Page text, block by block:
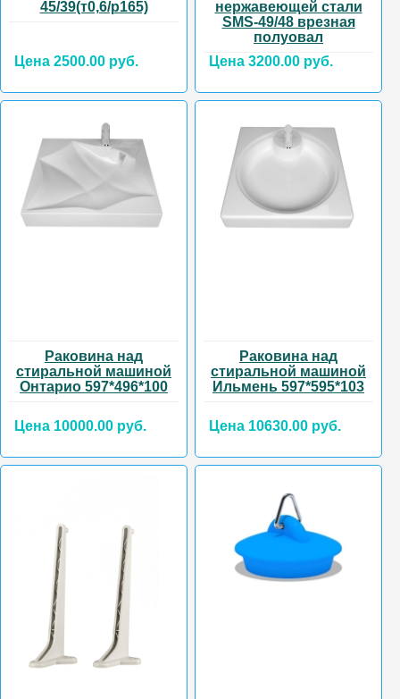
45/39(т0,6/р165)
Цена 2500.00 руб.
нержавеющей стали
SMS-49/48 врезная
полуовал
Цена 3200.00 руб.
Раковина над
стиральной машиной
Онтарио 597*496*100
Цена 10000.00 руб.
Раковина над
стиральной машиной
Ильмень 597*595*103
Цена 10630.00 руб.